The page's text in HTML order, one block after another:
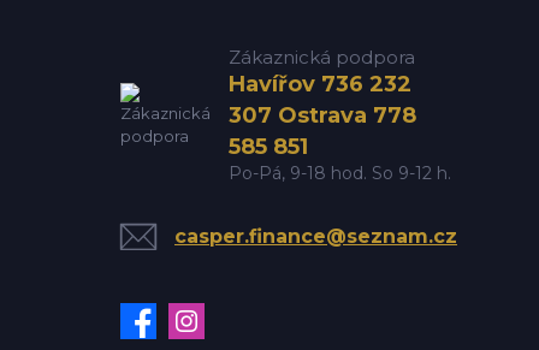
Zákaznická podpora
Havířov 736 232
307 Ostrava 778
585 851
Po-Pá, 9-18 hod. So 9-12 h.
casper.finance@seznam.cz